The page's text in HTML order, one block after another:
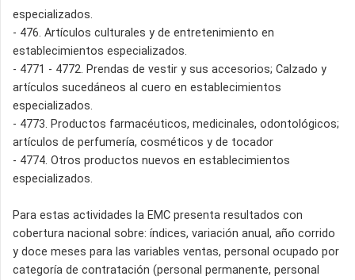
especializados.
- 476. Artículos culturales y de entretenimiento en
establecimientos especializados.
- 4771 - 4772. Prendas de vestir y sus accesorios; Calzado y
artículos sucedáneos al cuero en establecimientos
especializados.
- 4773. Productos farmacéuticos, medicinales, odontológicos;
artículos de perfumería, cosméticos y de tocador
- 4774. Otros productos nuevos en establecimientos
especializados.
Para estas actividades la EMC presenta resultados con
cobertura nacional sobre: índices, variación anual, año corrido
y doce meses para las variables ventas, personal ocupado por
categoría de contratación (personal permanente, personal